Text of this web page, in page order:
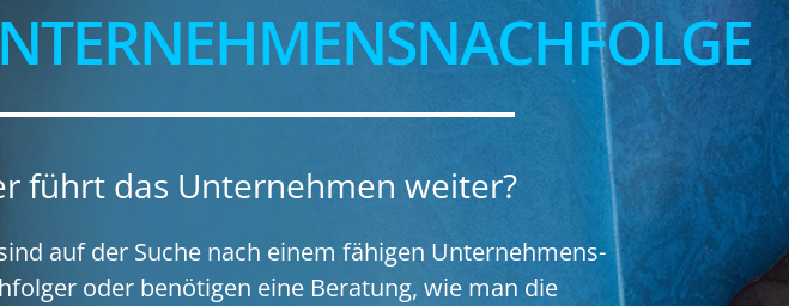
führt das Unternehmen weiter?
auf der Suche nach einem fähigen Unternehmens-
oder benötigen eine Beratung, wie man die